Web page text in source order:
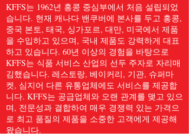
KFFS는 1962년 홍콩 중심부에서 처음 설립되었
습니다. 현재 캐나다 밴쿠버에 본사를 두고 홍콩,
중국 본토, 태국, 싱가포르, 대만, 미국에서 제품
을 수입하고 있으며, 국내 제품도 강력하게 대표
하고 있습니다. 60년 이상의 경험을 바탕으로
KFFS는 식품 서비스 산업의 선두 주자로 자리매
김했습니다. 레스토랑, 베이커리, 기관, 슈퍼마
켓, 심지어 다른 유통업체에도 서비스를 제공합
니다. KFFS는 공급업체와 오랜 관계를 맺고 있으
며, 전문성과 결합하여 매우 경쟁력 있는 가격으
로 최고 품질의 제품을 소중한 고객에게 제공해
왔습니다.